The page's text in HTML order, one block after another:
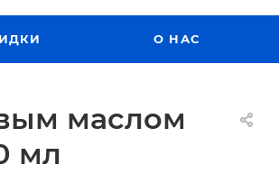
О НАС
маслом
мл